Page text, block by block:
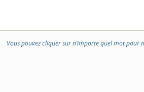
Vous pouvez cliquer sur n’importe quel mot pour